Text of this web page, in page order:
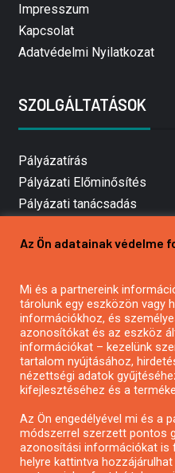
Impresszum
Kapcsolat
Adatvédelmi Nyilatkozat
SZOLGÁLTATÁSOK
Pályázatírás
Pályázati Előminősítés
Pályázati tanácsadás
Mezőgazdasági
Pályázatírás civil
Pályázatírás
Pályázatfigyelés
Specifikus pályázatfigyelés
Pályázatok
Az Ön adatainak védelme
Mi és a partnereink
tárolunk egy eszközön vagy
információkhoz, és
azonosítókat és az eszköz
információkat – kezelünk
tartalom nyújtásához,
nézettségi adatok
kifejlesztéséhez és a
Az Ön engedélyével mi és a
módszerrel szerzett pontos
azonosítási információkat is
helyre kattintva